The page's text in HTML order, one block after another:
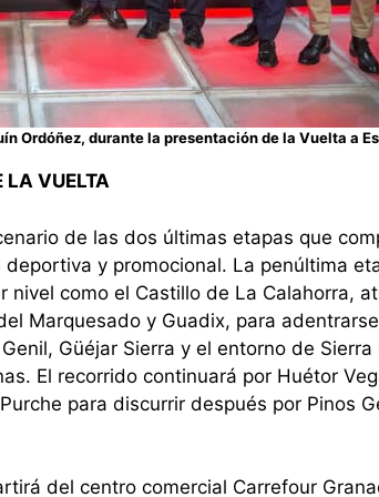
Ordóñez, durante la presentación de la Vuelta a
LA VUELTA
de las dos últimas etapas que
y promocional. La penúltima
como el Castillo de La Calahorra,
Marquesado y Guadix, para adentrarse
Güéjar Sierra y el entorno de Sierra
El recorrido continuará por Huétor
para discurrir después por Pinos
del centro comercial Carrefour